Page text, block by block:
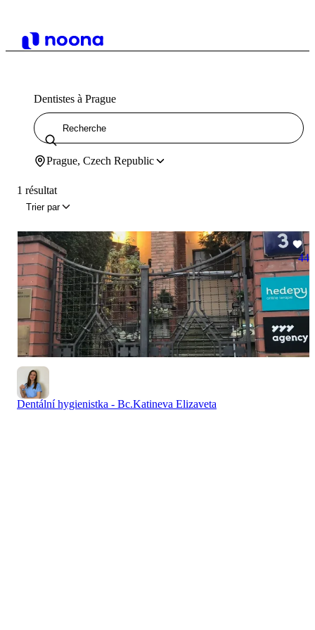
Dentistes à Prague
Prague, Czech Republic
1 résultat
Trier par
44
Dentální hygienistka - Bc.Katineva Elizaveta